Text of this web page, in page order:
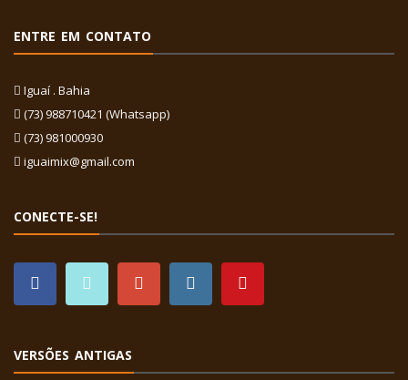
ENTRE EM CONTATO
Iguaí . Bahia
(73) 988710421 (Whatsapp)
(73) 981000930
iguaimix@gmail.com
CONECTE-SE!
VERSÕES ANTIGAS